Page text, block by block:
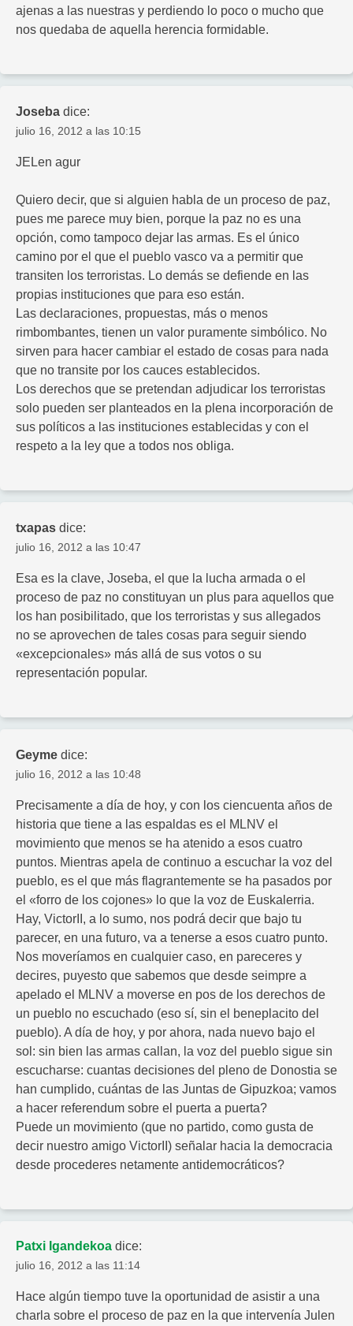
ajenas a las nuestras y perdiendo lo poco o mucho que
nos quedaba de aquella herencia formidable.
Joseba dice:
julio 16, 2012 a las 10:15
JELen agur
Quiero decir, que si alguien habla de un proceso de paz,
pues me parece muy bien, porque la paz no es una
opción, como tampoco dejar las armas. Es el único
camino por el que el pueblo vasco va a permitir que
transiten los terroristas. Lo demás se defiende en las
propias instituciones que para eso están.
Las declaraciones, propuestas, más o menos
rimbombantes, tienen un valor puramente simbólico. No
sirven para hacer cambiar el estado de cosas para nada
que no transite por los cauces establecidos.
Los derechos que se pretendan adjudicar los terroristas
solo pueden ser planteados en la plena incorporación de
sus políticos a las instituciones establecidas y con el
respeto a la ley que a todos nos obliga.
txapas dice:
julio 16, 2012 a las 10:47
Esa es la clave, Joseba, el que la lucha armada o el
proceso de paz no constituyan un plus para aquellos que
los han posibilitado, que los terroristas y sus allegados
no se aprovechen de tales cosas para seguir siendo
«excepcionales» más allá de sus votos o su
representación popular.
Geyme dice:
julio 16, 2012 a las 10:48
Precisamente a día de hoy, y con los ciencuenta años de
historia que tiene a las espaldas es el MLNV el
movimiento que menos se ha atenido a esos cuatro
puntos. Mientras apela de continuo a escuchar la voz del
pueblo, es el que más flagrantemente se ha pasados por
el «forro de los cojones» lo que la voz de Euskalerria.
Hay, VictorII, a lo sumo, nos podrá decir que bajo tu
parecer, en una futuro, va a tenerse a esos cuatro punto.
Nos moveríamos en cualquier caso, en pareceres y
decires, puyesto que sabemos que desde seimpre a
apelado el MLNV a moverse en pos de los derechos de
un pueblo no escuchado (eso sí, sin el beneplacito del
pueblo). A día de hoy, y por ahora, nada nuevo bajo el
sol: sin bien las armas callan, la voz del pueblo sigue sin
escucharse: cuantas decisiones del pleno de Donostia se
han cumplido, cuántas de las Juntas de Gipuzkoa; vamos
a hacer referendum sobre el puerta a puerta?
Puede un movimiento (que no partido, como gusta de
decir nuestro amigo VictorII) señalar hacia la democracia
desde procederes netamente antidemocráticos?
Patxi Igandekoa dice:
julio 16, 2012 a las 11:14
Hace algún tiempo tuve la oportunidad de asistir a una
charla sobre el proceso de paz en la que intervenía Julen